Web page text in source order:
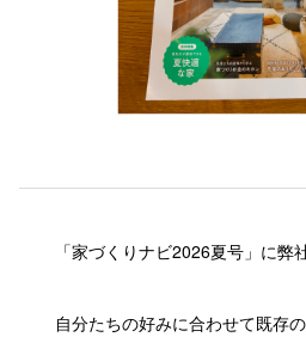
「家づくりナビ2026夏号」に弊
自分たちの好みに合わせて既存